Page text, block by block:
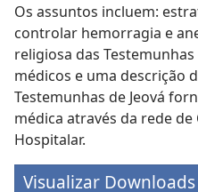
Os assuntos incluem:
controlar hemorragia e
religiosa das
médicos e uma descrição
Testemunhas de Jeová
médica através da rede de
Hospitalar.
Visualizar Downloads